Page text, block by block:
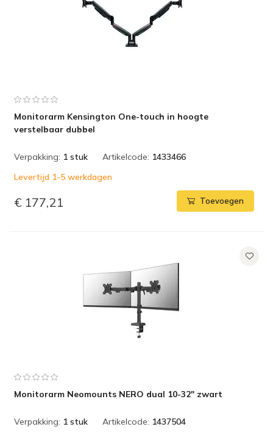
Monitorarm Kensington One-touch in hoogte
verstelbaar dubbel
Verpakking: 1 stuk Artikelcode: 1433466
Levertijd 1-5 werkdagen
€ 177,21 Toevoegen
Monitorarm Neomounts NERO dual 10-32" zwart
Verpakking: 1 stuk Artikelcode: 1437504